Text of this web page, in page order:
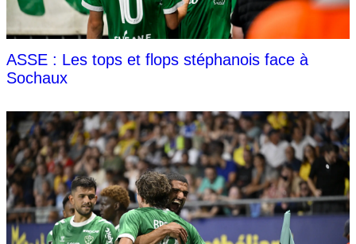
ASSE : Les tops et flops stéphanois face à
Sochaux